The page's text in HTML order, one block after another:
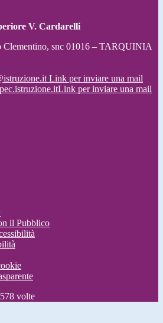
V. Cardarelli
Clementino, snc 01016 – TARQUINIA
Link per inviare una mail
Link per inviare una mail
il Pubblico
578 volte